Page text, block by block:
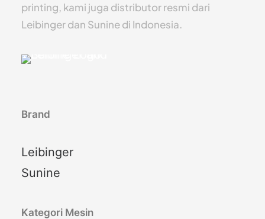
printing, kami juga distributor resmi dari
Leibinger dan Sunine di Indonesia.
Brand
Leibinger
Sunine
Kategori Mesin